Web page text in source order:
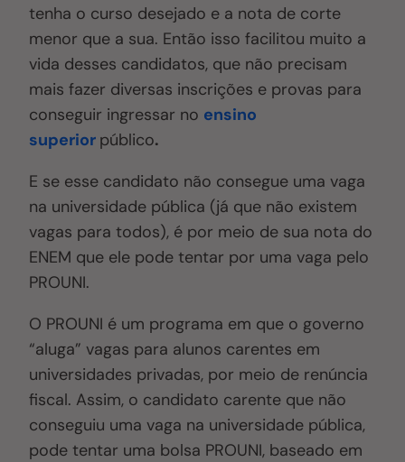
tenha o curso desejado e a nota de corte
menor que a sua. Então isso facilitou muito a
vida desses candidatos, que não precisam
mais fazer diversas inscrições e provas para
conseguir ingressar no ensino
superior público.
E se esse candidato não consegue uma vaga
na universidade pública (já que não existem
vagas para todos), é por meio de sua nota do
ENEM que ele pode tentar por uma vaga pelo
PROUNI.
O PROUNI é um programa em que o governo
“aluga” vagas para alunos carentes em
universidades privadas, por meio de renúncia
fiscal. Assim, o candidato carente que não
conseguiu uma vaga na universidade pública,
pode tentar uma bolsa PROUNI, baseado em